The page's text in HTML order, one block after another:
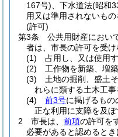
167号) 、下水道法(昭和
用又は準用されないもの
(許可)
第3条
公共用財産におい
者は、市長の許可を受け
(1)
占用し、又は使用す
(2)
工作物を新築、増
(3)
土地の掘削、盛土
れらに類する土木工事
(4)
前3号に掲げるもの
正な利用に支障を及ぼ
2
市長は、 前項の許可を
必要があると認めると